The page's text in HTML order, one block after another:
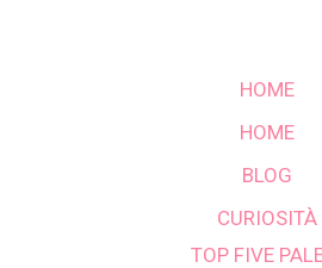
HOME
HOME
BLOG
CURIOSITÀ
TOP FIVE